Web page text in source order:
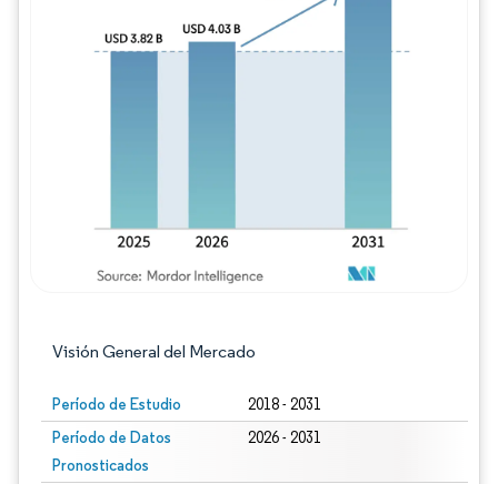
Visión General del Mercado
Período de Estudio 2018 - 2031
Período de Datos
Pronosticados
2026 - 2031